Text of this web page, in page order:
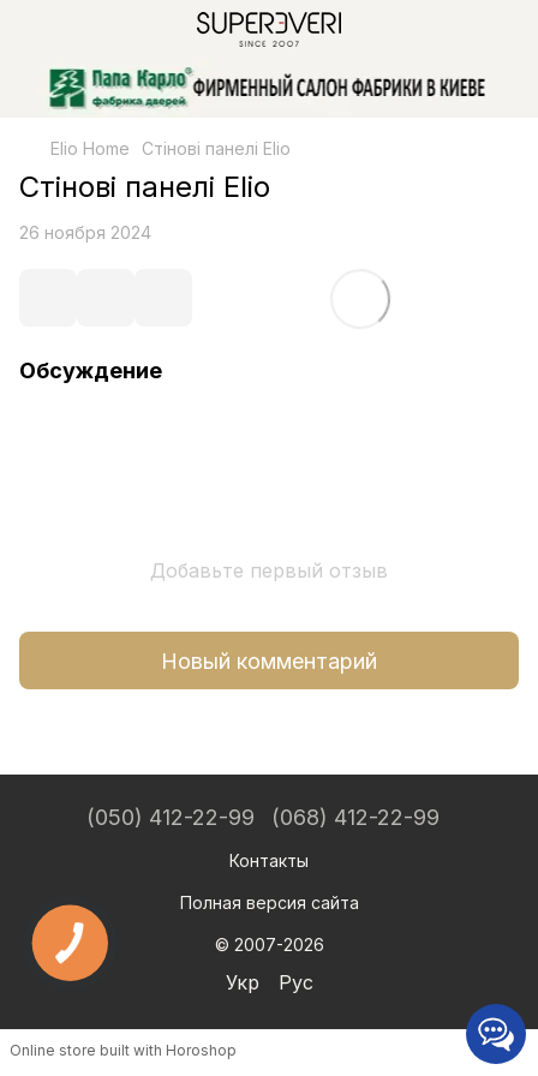
Elio Home Стінові панелі Elio
Стінові панелі Elio
26 ноября 2024
Обсуждение
Добавьте первый отзыв
Новый комментарий
(050) 412-22-99 (068) 412-22-99
Контакты
Полная версия сайта
© 2007-2026
Укр Рус
Online store built with Horoshop